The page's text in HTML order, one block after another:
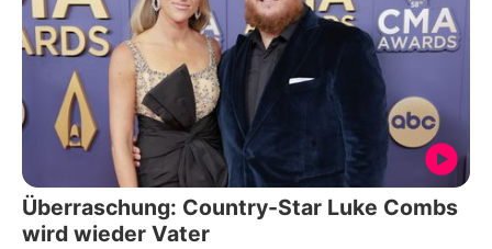
Überraschung: Country-Star Luke Combs
wird wieder Vater